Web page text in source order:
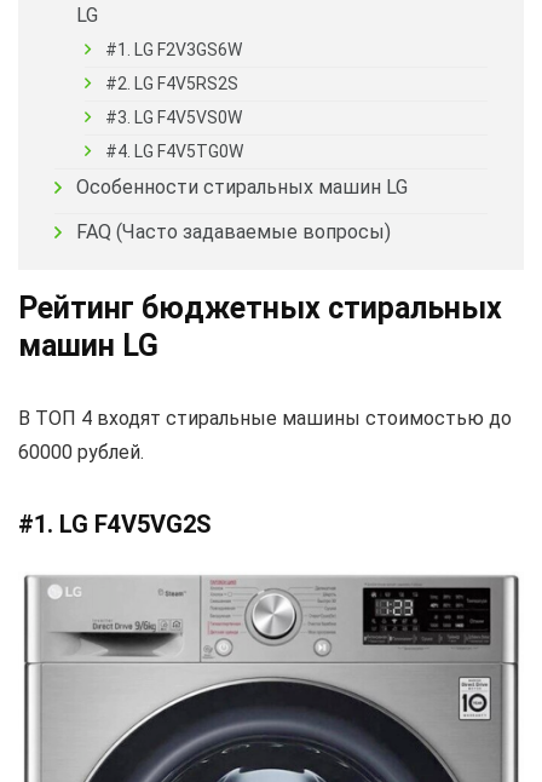
LG
#1. LG F2V3GS6W
#2. LG F4V5RS2S
#3. LG F4V5VS0W
#4. LG F4V5TG0W
Особенности стиральных машин LG
FAQ (Часто задаваемые вопросы)
Рейтинг бюджетных стиральных
машин LG
В ТОП 4 входят стиральные машины стоимостью до
60000 рублей.
#1. LG F4V5VG2S